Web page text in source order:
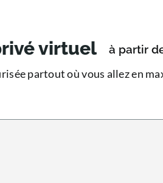
virtuel
à partir
partout où vous allez en